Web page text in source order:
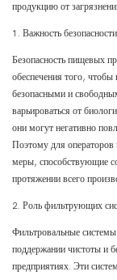
продукцию от
1. Важность
Безопасность пищевых
обеспечения того,
безопасными и
варьироваться от
они могут негативно
Поэтому для операторов
меры, способствующие
протяжении всего
2. Роль фильтрующих
Фильтровальные
поддержании чистоты и
предприятиях. Эти